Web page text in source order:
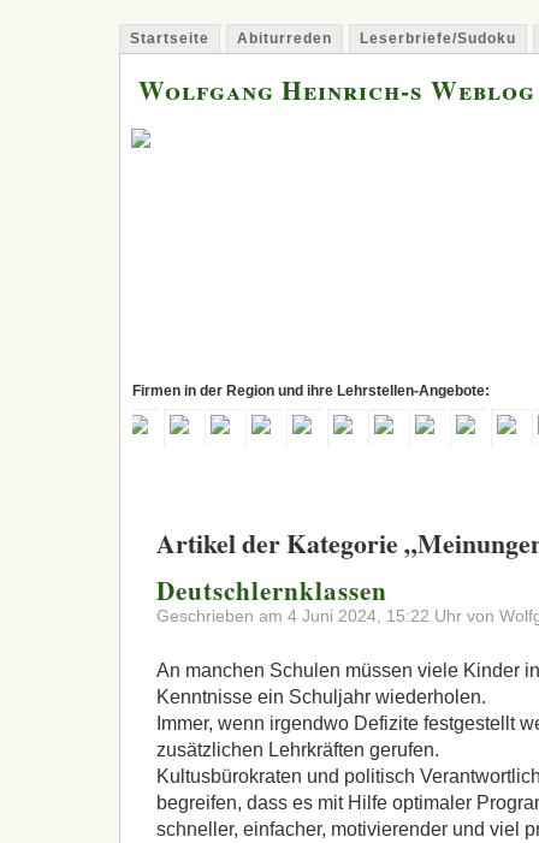
Startseite Abiturreden Leserbriefe/Sudoku
Wolfgang Heinrich-s Weblog
Firmen in der Region und ihre Lehrstellen-Angebote:
Artikel der Kategorie
Deutschlernklassen
Geschrieben am 4 Juni 2024, 15:22 Uhr von
An manchen Schulen müssen viele Kinder
Kenntnisse ein Schuljahr wiederholen.
Immer, wenn irgendwo Defizite festgestellt
zusätzlichen Lehrkräften gerufen.
Kultusbürokraten und politisch
begreifen, dass es mit Hilfe optimaler
schneller, einfacher, motivierender und viel